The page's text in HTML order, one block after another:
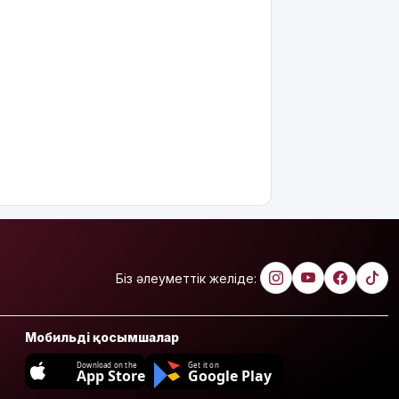
Біз әлеуметтік желіде:
Мобильді қосымшалар
Download on the
App Store
Get it on
Google Play